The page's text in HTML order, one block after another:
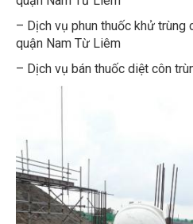
– Dịch vụ phun thuốc khử trùng
quận Nam Từ Liêm
– Dịch vụ bán thuốc diệt côn